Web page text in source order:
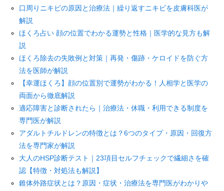
口周りニキビの原因と治療法｜繰り返すニキビを皮膚科医が
解説
ほくろ占い 顔の位置でわかる運勢と性格｜医学的な見方も解
説
ほくろ除去の失敗例と対策｜再発・傷跡・ケロイドを防ぐ方
法を医師が解説
【幸運ほくろ】顔の位置別で運勢がわかる！人相学と医学の
両面から徹底解説
適応障害と診断されたら｜治療法・休職・利用できる制度を
専門医が解説
アダルトチルドレンの特徴とは？6つのタイプ・原因・回復方
法を専門家が解説
大人のHSP診断テスト｜23項目セルフチェックで繊細さを確
認【特徴・対処法も解説】
錐体外路症状とは？原因・症状・治療法を専門医がわかりや